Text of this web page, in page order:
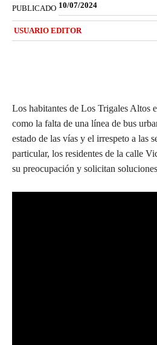
PUBLICADO 10/07/2024
USUARIO EDITOR
Los habitantes de Los Trigales Altos
como la falta de una línea de bus
estado de las vías y el irrespeto a las
particular, los residentes de la calle
su preocupación y solicitan